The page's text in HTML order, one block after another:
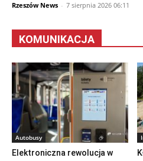
Rzeszów News - 7 sierpnia 2026 06:11
KOMUNIKACJA
Autobusy
Elektroniczna rewolucja w